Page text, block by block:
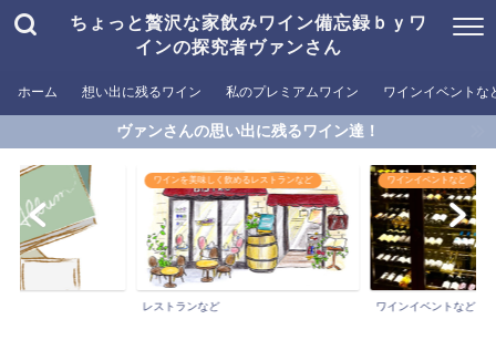
ちょっと贅沢な家飲みワイン備忘録ｂｙワ
インの探究者ヴァンさん
ホーム 想い出に残るワイン 私のプレミアムワイン ワインイベントな
ヴァンさんの思い出に残るワイン達！
ワインを美味しく飲めるレストランなど
レストランなど
ワインイベントなど
ワインイベントなど